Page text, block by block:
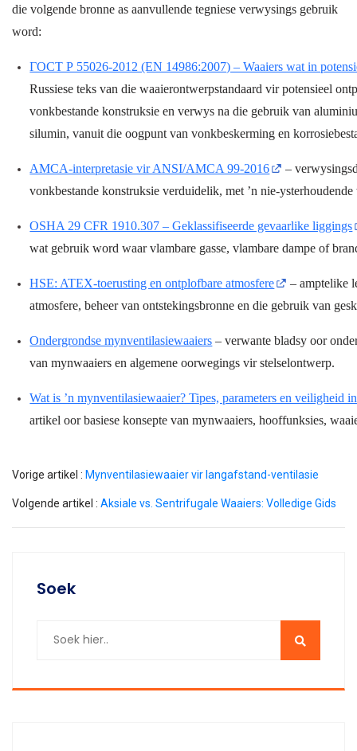
Soek
die volgende bronne as aanvullende tegniese verwysings gebruik
word:
ГОСТ Р 55026-2012 (EN 14986:2007) – Waaiers wat in
Russiese teks van die waaierontwerpstandaard vir potensieel
vonkbestande konstruksie en verwys na die gebruik van
silumin, vanuit die oogpunt van vonkbeskerming en
AMCA-interpretasie vir ANSI/AMCA 99-2016
–
vonkbestande konstruksie verduidelik, met ’n nie-
OSHA 29 CFR 1910.307 – Geklassifiseerde gevaarlike liggings
wat gebruik word waar vlambare gasse, vlambare dampe of
HSE: ATEX-toerusting en ontplofbare atmosfere
– amptelike
atmosfere, beheer van ontstekingsbronne en die gebruik van
Ondergrondse mynventilasiewaaiers – verwante bladsy oor
van mynwaaiers en algemene oorwegings vir stelselontwerp.
Wat is ’n mynventilasiewaaier? Tipes, parameters en veiligheid
artikel oor basiese konsepte van mynwaaiers, hooffunksies,
Vorige artikel : Mynventilasiewaaier vir langafstand-ventilasie
Volgende artikel : Aksiale vs. Sentrifugale Waaiers: Volledige Gids